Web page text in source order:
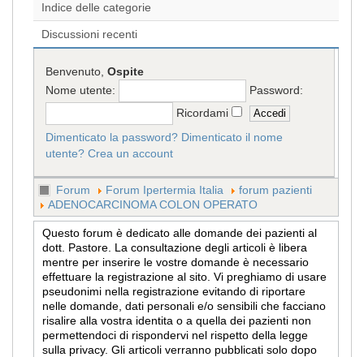
Indice delle categorie
Discussioni recenti
Benvenuto,Ospite
Nome utente:
Password:
Ricordami
Dimenticato la password? Dimenticato il nome
utente? Crea un account
Forum Forum Ipertermia Italia
forum pazienti
ADENOCARCINOMA COLON OPERATO
Questo forum è dedicato alle domande dei pazienti al
dott. Pastore. La consultazione degli articoli è libera
mentre per inserire le vostre domande è necessario
effettuare la registrazione al sito. Vi preghiamo di usare
pseudonimi nella registrazione evitando di riportare
nelle domande, dati personali e/o sensibili che facciano
risalire alla vostra identita o a quella dei pazienti non
permettendoci di rispondervi nel rispetto della legge
sulla privacy. Gli articoli verranno pubblicati solo dopo